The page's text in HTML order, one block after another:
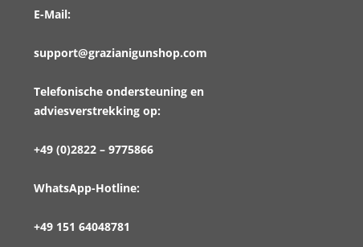
E-Mail:
support@grazianigunshop.com
Telefonische ondersteuning en
adviesverstrekking op:
+49 (0)2822 – 9775866
WhatsApp-Hotline:
+49 151 64048781